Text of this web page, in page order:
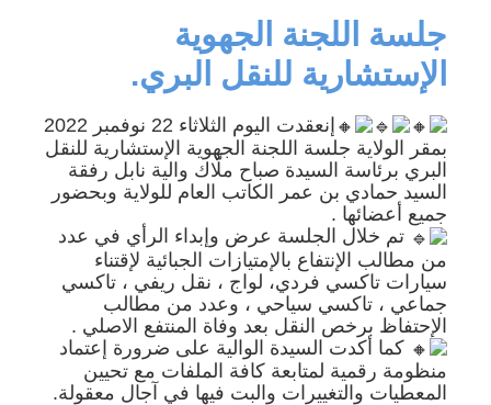
جلسة اللجنة الجهوية
الإستشارية للنقل البري.
إنعقدت اليوم الثلاثاء 22 نوفمبر 2022
بمقر الولاية جلسة اللجنة الجهوية الإستشارية للنقل
البري برئاسة السيدة صباح ملّاك والية نابل رفقة
السيد حمادي بن عمر الكاتب العام للولاية وبحضور
جميع أعضائها .
تم خلال الجلسة عرض وإبداء الرأي في عدد
من مطالب الإنتفاع بالإمتيازات الجبائية لإقتناء
سيارات تاكسي فردي، لواج ، نقل ريفي ، تاكسي
جماعي ، تاكسي سياحي ، وعدد من مطالب
الإحتفاظ برخص النقل بعد وفاة المنتفع الاصلي .
كما أكدت السيدة الوالية على ضرورة إعتماد
منظومة رقمية لمتابعة كافة الملفات مع تحيين
المعطيات والتغييرات والبت فيها في آجال معقولة.